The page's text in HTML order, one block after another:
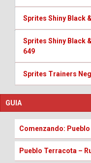
Sprites Shiny Black
Sprites Shiny Black
649
Sprites Trainers
GUIA
Comenzando: Pueblo
Pueblo Terracota –